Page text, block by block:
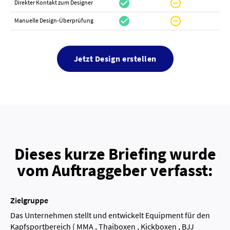
Direkter Kontakt zum Designer check_circle do_not_disturb_on
Manuelle Design-Überprüfung check_circle do_not_disturb_on
Jetzt Design erstellen
Dieses kurze Briefing wurde
vom Auftraggeber verfasst:
Zielgruppe
Das Unternehmen stellt und entwickelt Equipment für den
Kapfsportbereich ( MMA , Thaiboxen , Kickboxen , BJJ